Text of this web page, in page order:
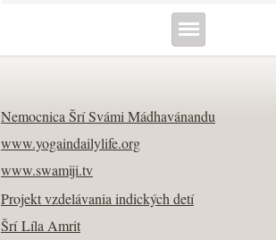
Nemocnica Šrí Svámi Mádhavánandu
www.yogaindailylife.org
www.swamiji.tv
Projekt vzdelávania indických detí
Šrí Líla Amrit